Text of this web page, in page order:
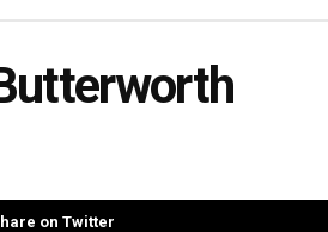
on Twitter